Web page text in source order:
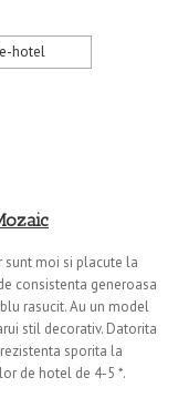
sunt moi si placute la
consistenta generoasa
rasucit. Au un model
stil decorativ. Datorita
sporita la
de hotel de 4-5 *.